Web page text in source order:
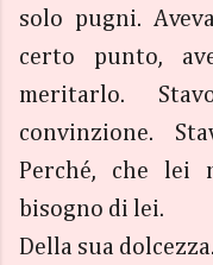
solo pugni.
certo punto,
meritarlo.
convinzione.
Perché, che lei
bisogno di lei.
Della sua dolcezza.